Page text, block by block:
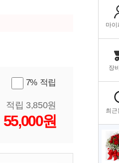
7% 적립
적립 3,850원
55,000원